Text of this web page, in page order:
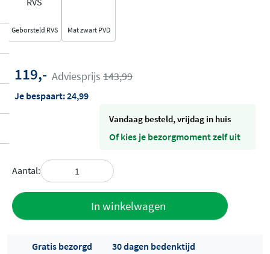
Geborsteld RVS Mat zwart PVD
119,- Adviesprijs 143,99
Je bespaart:24,99
vandaag besteld, vrijdag in huis
Of kies je bezorgmoment zelf uit
Aantal:
In winkelwagen
Gratis bezorgd
30 dagen bedenktijd